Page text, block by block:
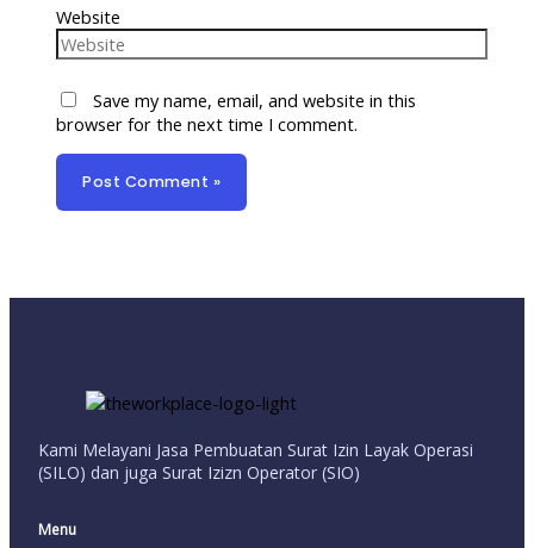
Website
Save my name, email, and website in this
browser for the next time I comment.
Kami Melayani Jasa Pembuatan Surat Izin Layak Operasi
(SILO) dan juga Surat Izizn Operator (SIO)
Menu